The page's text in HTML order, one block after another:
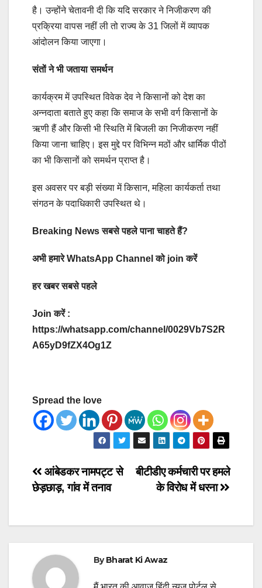
है। उन्होंने चेतावनी दी कि यदि सरकार ने निजीकरण की
प्रक्रिया वापस नहीं ली तो राज्य के 31 जिलों में व्यापक
आंदोलन किया जाएगा।
संतों ने भी जताया समर्थन
कार्यक्रम में उपस्थित विवेक देव ने किसानों को देश का
अन्नदाता बताते हुए कहा कि समाज के सभी वर्ग किसानों के
ऋणी हैं और किसी भी स्थिति में बिजली का निजीकरण नहीं
किया जाना चाहिए। इस मुद्दे पर विभिन्न मठों और धार्मिक पीठों
का भी किसानों को समर्थन प्राप्त है।
इस अवसर पर बड़ी संख्या में किसान, महिला कार्यकर्ता तथा
संगठन के पदाधिकारी उपस्थित थे।
Breaking News सबसे पहले पाना चाहते हैं?
अभी हमारे WhatsApp Channel को join करें
हर खबर सबसे पहले
Join करें :
https://whatsapp.com/channel/0029Vb7S2R
A65yD9fZX4Og1Z
Spread the love
Post
navigation
बीटीडीए कर्मचारी पर हमले
के विरोध में धरना
आंबेडकर नामपट्ट से
छेड़छाड़, गांव में तनाव
ByBharat Ki Awaz